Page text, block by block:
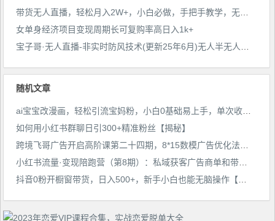
女单身经济项目变现周期长可复购率高日入1k+
随机文章
如何用小红书群聊日引300+精准粉丝【揭秘】